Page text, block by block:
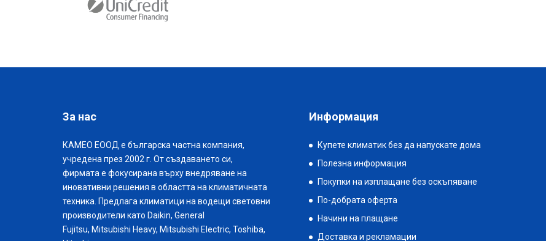
За нас
КАМЕО ЕООД е българска частна компания,
учредена през 2002 г. От създаването си,
фирмата е фокусирана върху внедряване на
иновативни решения в областта на климатичната
техника. Предлага климатици на водещи световни
производители като Daikin, General
Fujitsu, Mitsubishi Heavy, Mitsubishi Electric, Toshiba,
Информация
Купете климатик без да напускате дома
Полезна информация
Покупки на изплащане без оскъпяване
По-добрата оферта
Начини на плащане
Доставка и рекламации